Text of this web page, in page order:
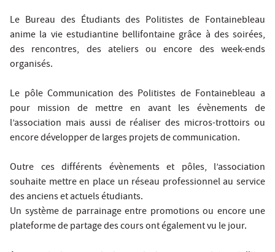
Le Bureau des Étudiants des Politistes de Fontainebleau
anime la vie estudiantine bellifontaine grâce à des soirées,
des rencontres, des ateliers ou encore des week-ends
organisés.
Le pôle Communication des Politistes de Fontainebleau a
pour mission de mettre en avant les évènements de
l’association mais aussi de réaliser des micros-trottoirs ou
encore développer de larges projets de communication.
Outre ces différents évènements et pôles, l’association
souhaite mettre en place un réseau professionnel au service
des anciens et actuels étudiants.
Un système de parrainage entre promotions ou encore une
plateforme de partage des cours ont également vu le jour.